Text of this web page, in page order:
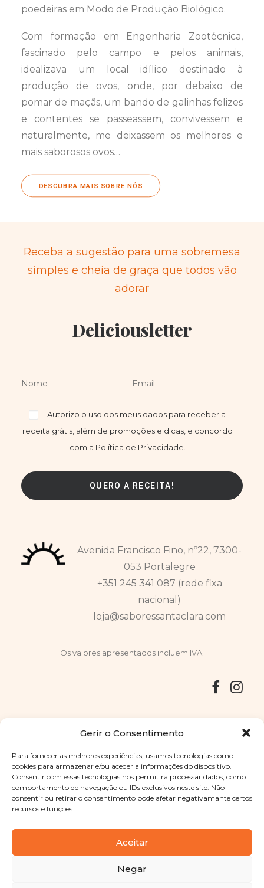
Gerir o Consentimento
Para fornecer as melhores experiências, usamos tecnologias como
cookies para armazenar e/ou aceder a informações do dispositivo.
Consentir com essas tecnologias nos permitirá processar dados, como
comportamento de navegação ou IDs exclusivos neste site. Não
consentir ou retirar o consentimento pode afetar negativamante certos
recursos e funções.
Aceitar
Negar
poedeiras em Modo de Produção Biológico.
Com formação em Engenharia Zootécnica,
fascinado pelo campo e pelos animais,
idealizava um local idílico destinado à
produção de ovos, onde, por debaixo de
pomar de maçãs, um bando de galinhas felizes
e contentes se passeassem, convivessem e
naturalmente, me deixassem os melhores e
mais saborosos ovos…
DESCUBRA MAIS SOBRE NÓS
Receba a sugestão para uma sobremesa
simples e cheia de graça que todos vão
adorar
Deliciousletter
Autorizo o uso dos meus dados para receber a
receita grátis, além de promoções e dicas, e concordo
com a Política de Privacidade.
Avenida Francisco Fino, nº22, 7300-
053 Portalegre
+351 245 341 087 (rede fixa
nacional)
loja@saboressantaclara.com
Os valores apresentados incluem IVA.
Copyright © 2025 Sabores Santa Clara
. Todos os direitos
reservadosPolítica de Privacidade |Termos e condições
Designed byShift Your Branding Agency